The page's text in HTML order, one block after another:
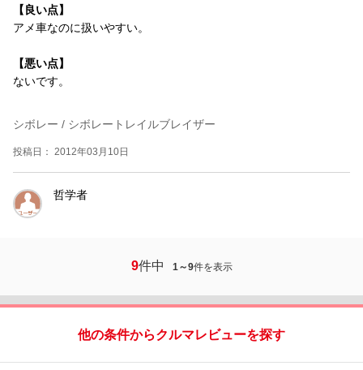
【良い点】
アメ車なのに扱いやすい。
【悪い点】
ないです。
シボレー / シボレートレイルブレイザー
投稿日： 2012年03月10日
哲学者
9件中 1～9件を表示
他の条件からクルマレビューを探す